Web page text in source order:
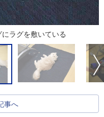
ラグを敷いている
事へ